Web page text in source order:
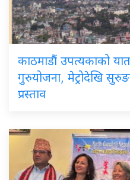
काठमाडौं उपत्यकाको
गुरुयोजना, मेट्रोदेखि
प्रस्ताव